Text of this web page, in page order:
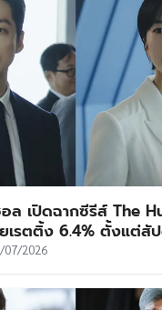
เปิดฉากซีรีส์ The
เรตติ้ง 6.4% ตั้งแต่สั
07/2026